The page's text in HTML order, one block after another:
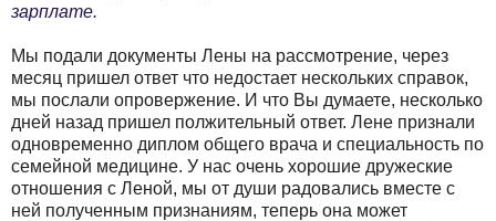
зарплате.
Мы подали документы Лены на рассмотрение, через
месяц пришел ответ что недостает нескольких справок,
мы послали опровержение. И что Вы думаете, несколько
дней назад пришел полжительный ответ. Лене признали
одновременно диплом общего врача и специальность по
семейной медицине. У нас очень хорошие дружеские
отношения с Леной, мы от души радовались вместе с
ней полученным признаниям, теперь она может